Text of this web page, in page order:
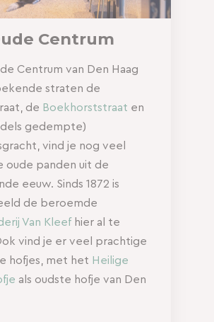
Centrum
Centrum van Den Haag
straten de
de Boekhorststraat en
gedempte)
vind je nog veel
oude panden uit de
eeuw. Sinds 1872 is
de beroemde
Van Kleefhier al te
vind je er veel prachtige
hofjes, met het Heilige
als oudste hofje van Den